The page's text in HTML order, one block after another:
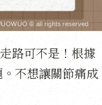
路可不是！根據
不想讓關節痛成